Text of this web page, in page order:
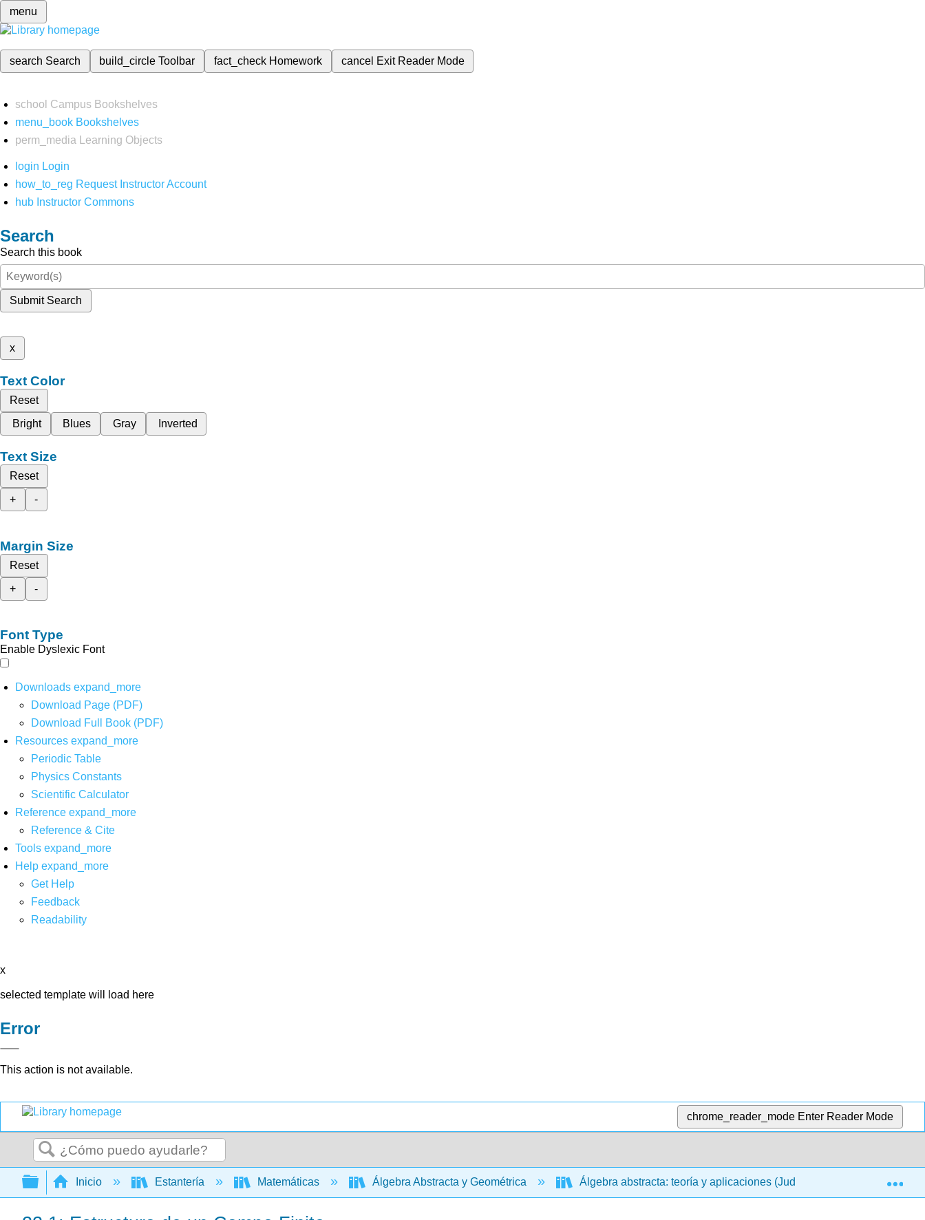
menu
search Search build_circleToolbar fact_check Homework cancel Exit Reader Mode
school Campus Bookshelves
menu_book Bookshelves
perm_media
Learning Objects
login Login
how_to_reg Request Instructor Account
hub Instructor Commons
Search
Search this book
Submit Search
x
Text Color
Reset
Bright
Blues Gray Inverted
Text Size
Reset
+
-
Margin Size
Reset
+
-
Font Type
Enable Dyslexic Font
Downloads expand_more
Download Page (PDF)
Download Full Book (PDF)
Resources expand_more
Periodic Table
Physics Constants
Scientific Calculator
Reference expand_more
Reference & Cite
Tools expand_more
Help expand_more
Get Help
Feedback
Readability
x
selected template will load here
Error
This action is not available.
chrome_reader_mode Enter Reader Mode
Buscar
Expandir/contraer jerarquía global
Inicio Estantería Matemáticas Álgebra Abstracta y Geométrica Álgebra abstracta: teoría y aplicaciones (Judson) 22: